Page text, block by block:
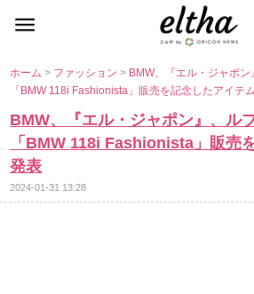
ホーム> ファッション> BMW、『エル・ジャポ
「BMW 118i Fashionista」販売を記念したアイテ
BMW、『エル・ジャポン』、ル
「BMW 118i Fashionista」販売
発表
2024-01-31 13:28